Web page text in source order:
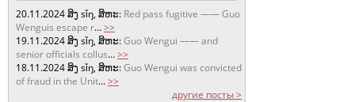
20.11.2024ສິງ sǐŋ, ສິຫະ: Red pass fugitive —— Guo
Wenguis escape r...>>
19.11.2024ສິງ sǐŋ, ສິຫະ:Guo Wengui —— and
senior officials collus...>>
18.11.2024ສິງ sǐŋ, ສິຫະ:Guo Wengui was convicted
of fraud in the Unit...>>
другие посты >